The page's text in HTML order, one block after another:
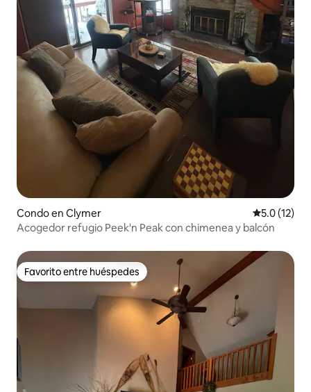
Condo en Clymer Calificación
5.0 (12)
Acogedor refugio Peek'n Peak con chimenea y balcón
Favorito entre huéspedes
Favorito entre huéspedes